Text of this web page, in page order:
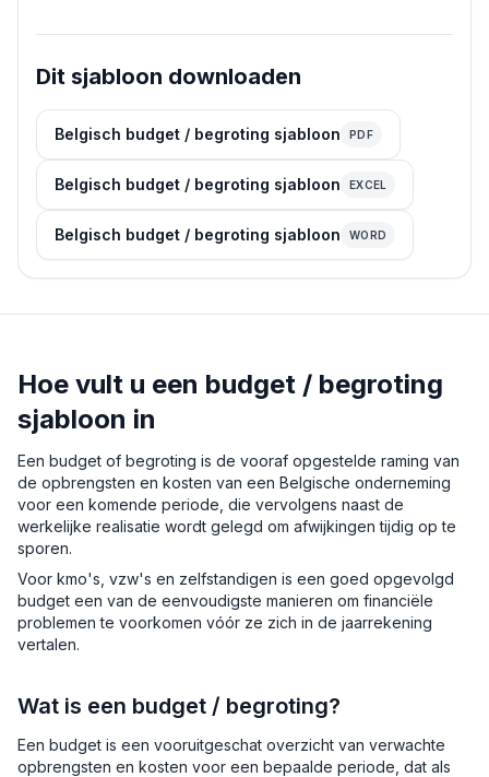
Dit sjabloon downloaden
Belgisch budget / begroting sjabloon PDF
Belgisch budget / begroting sjabloon EXCEL
Belgisch budget / begroting sjabloon WORD
Hoe vult u een budget / begroting
sjabloon in
Een budget of begroting is de vooraf opgestelde raming van
de opbrengsten en kosten van een Belgische onderneming
voor een komende periode, die vervolgens naast de
werkelijke realisatie wordt gelegd om afwijkingen tijdig op te
sporen.
Voor kmo's, vzw's en zelfstandigen is een goed opgevolgd
budget een van de eenvoudigste manieren om financiële
problemen te voorkomen vóór ze zich in de jaarrekening
vertalen.
Wat is een budget / begroting?
Een budget is een vooruitgeschat overzicht van verwachte
opbrengsten en kosten voor een bepaalde periode, dat als